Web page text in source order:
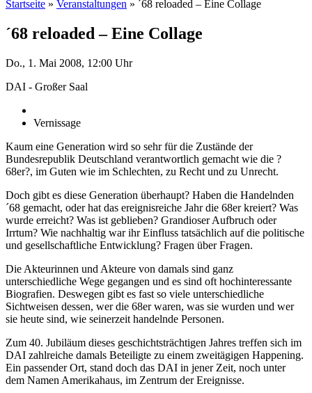
Startseite » Veranstaltungen » ´68 reloaded – Eine Collage
´68 reloaded – Eine Collage
Do., 1. Mai 2008, 12:00 Uhr
DAI - Großer Saal
Vernissage
Kaum eine Generation wird so sehr für die Zustände der
Bundesrepublik Deutschland verantwortlich gemacht wie die ?
68er?, im Guten wie im Schlechten, zu Recht und zu Unrecht.
Doch gibt es diese Generation überhaupt? Haben die Handelnden
´68 gemacht, oder hat das ereignisreiche Jahr die 68er kreiert? Was
wurde erreicht? Was ist geblieben? Grandioser Aufbruch oder
Irrtum? Wie nachhaltig war ihr Einfluss tatsächlich auf die politische
und gesellschaftliche Entwicklung? Fragen über Fragen.
Die Akteurinnen und Akteure von damals sind ganz
unterschiedliche Wege gegangen und es sind oft hochinteressante
Biografien. Deswegen gibt es fast so viele unterschiedliche
Sichtweisen dessen, wer die 68er waren, was sie wurden und wer
sie heute sind, wie seinerzeit handelnde Personen.
Zum 40. Jubiläum dieses geschichtsträchtigen Jahres treffen sich im
DAI zahlreiche damals Beteiligte zu einem zweitägigen Happening.
Ein passender Ort, stand doch das DAI in jener Zeit, noch unter
dem Namen Amerikahaus, im Zentrum der Ereignisse.